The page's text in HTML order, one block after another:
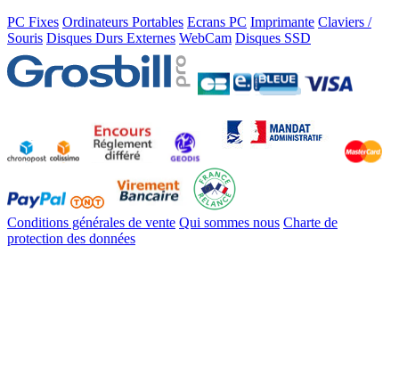
PC Fixes Ordinateurs Portables Ecrans PC Imprimante Claviers /
Souris Disques Durs Externes WebCam Disques SSD
Conditions générales de vente Qui sommes nous Charte de
protection des données